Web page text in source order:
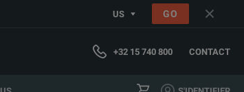
US GO
+32 15 740 800 CONTACT